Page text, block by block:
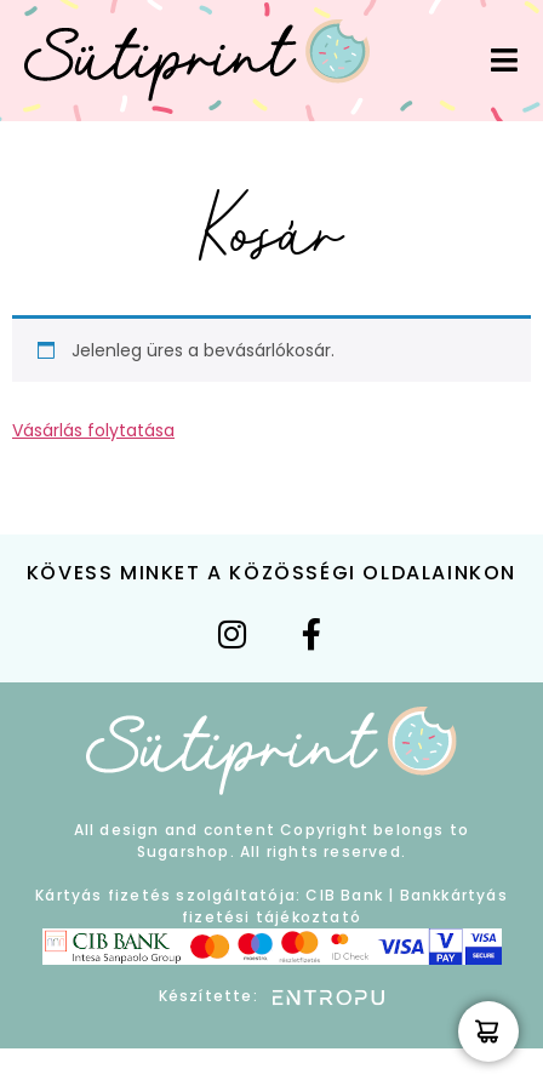
Kosár
Jelenleg üres a bevásárlókosár.
Vásárlás folytatása
KÖVESS MINKET A KÖZÖSSÉGI OLDALAINKON
All design and content Copyright belongs to
Sugarshop. All rights reserved.
Kártyás fizetés szolgáltatója: CIB Bank | Bankkártyás
fizetési tájékoztató
Készítette: